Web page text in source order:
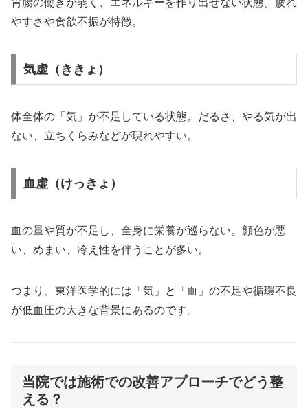
胃腸の働きが弱く、エネルギーを作り出せない状態。疲れ
やすさや食欲不振が特徴。
気虚（ききょ）
体全体の「気」が不足している状態。だるさ、やる気が出
ない、立ちくらみなどが現れやすい。
血虚（けっきょ）
血の量や質が不足し、全身に栄養が巡らない。顔色が悪
い、めまい、冷え性を伴うことが多い。
つまり、東洋医学的には「気」と「血」の不足や循環不良
が低血圧の大きな背景にあるのです。
当院では施術での改善アプローチでどう整
える？